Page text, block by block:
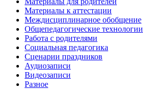
Материалы к аттестации
Междисциплинарное обобщение
Общепедагогические технологии
Работа с родителями
Социальная педагогика
Сценарии праздников
Аудиозаписи
Видеозаписи
Разное